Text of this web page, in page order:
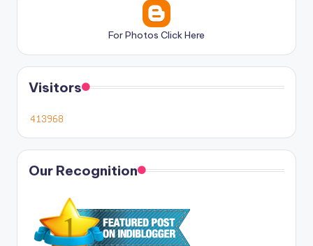
For Photos Click Here
Visitors
Our Recognition